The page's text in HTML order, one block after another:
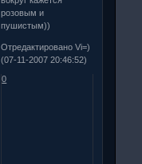
розовым и
пушистым))
Отредактировано Vi=)
(07-11-2007 20:46:52)
0